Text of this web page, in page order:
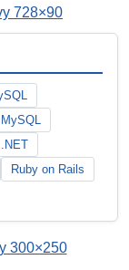
.NET
Ruby on Rails